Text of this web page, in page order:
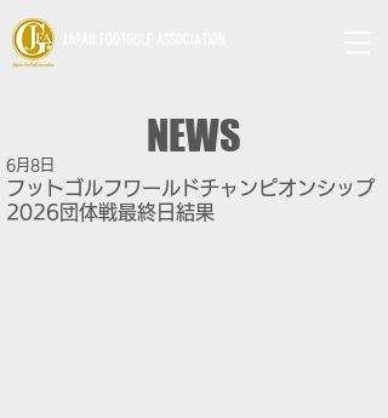
NEWS
フットゴルフワールドチャンピオンシップ
2026団体戦最終日結果
6月8日